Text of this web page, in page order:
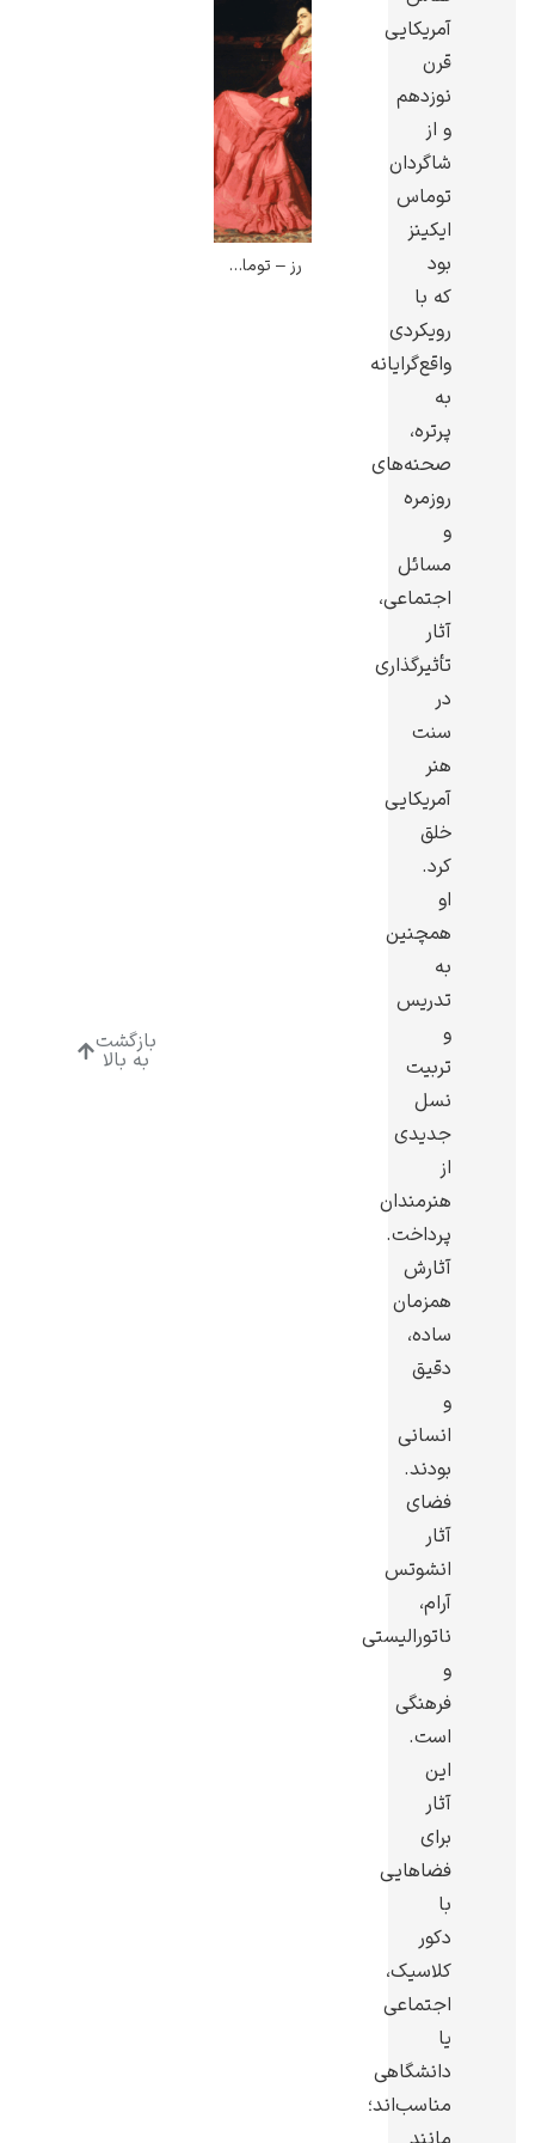
گوستاو کلیمت
آمریکایی
قرن
نوزدهم
و از
شاگردان
توماس
ایکینز
بود
که با
رویکردی
واقع‌گرایانه
به
پرتره،
صحنه‌های
روزمره
و
مسائل
اجتماعی،
آثار
تأثیرگذاری
در
سنت
هنر
آمریکایی
خلق
کرد.
او
همچنین
به
تدریس
و
تربیت
نسل
جدیدی
از
هنرمندان
پرداخت.
آثارش
همزمان
ساده،
دقیق
و
انسانی
بودند.
فضای
آثار
انشوتس
آرام،
ناتورالیستی
و
فرهنگی
است.
این
آثار
برای
فضاهایی
با
دکور
کلاسیک،
اجتماعی
یا
دانشگاهی
مناسب‌اند؛
رز – توماس پالک انشوتس
بازگشت
به بالا